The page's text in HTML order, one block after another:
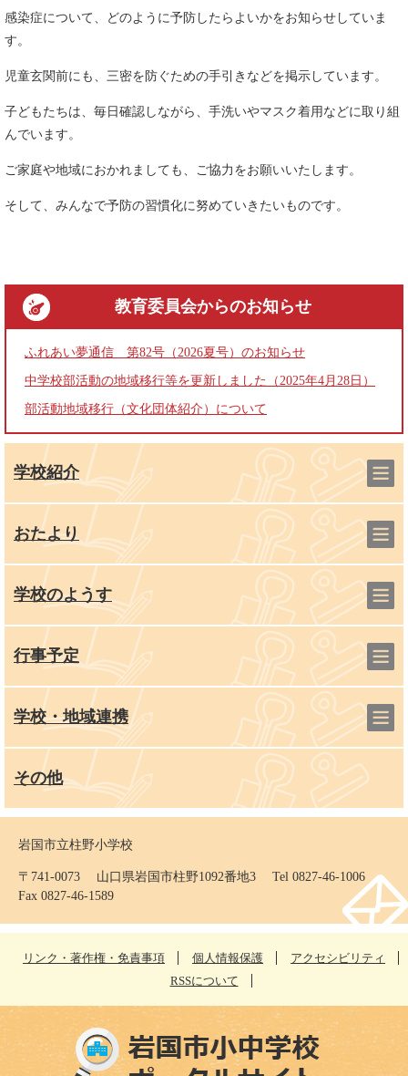
感染症について、どのように予防したらよいかをお知らせしていま
す。
児童玄関前にも、三密を防ぐための手引きなどを掲示しています。
子どもたちは、毎日確認しながら、手洗いやマスク着用などに取り組
んでいます。
ご家庭や地域におかれましても、ご協力をお願いいたします。
そして、みんなで予防の習慣化に努めていきたいものです。
教育委員会からのお知らせ
ふれあい夢通信 第82号（2026夏号）のお知らせ
中学校部活動の地域移行等を更新しました（2025年4月28日）
部活動地域移行（文化団体紹介）について
学校紹介
おたより
学校のようす
行事予定
学校・地域連携
その他
岩国市立柱野小学校
〒741-0073 山口県岩国市柱野1092番地3 Tel 0827-46-1006
Fax 0827-46-1589
リンク・著作権・免責事項 個人情報保護
アクセシビリティ
RSSについて